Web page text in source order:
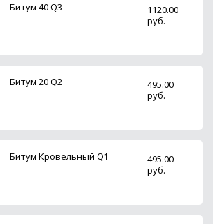
Битум 40 Q3
1120.00
руб.
Битум 20 Q2
495.00
руб.
Битум Кровельный Q1
495.00
руб.